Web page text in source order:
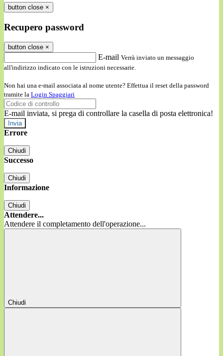
button close ×
Recupero password
button close ×
E-mail Verrà inviato un messaggio
all'indirizzo indicato con le istruzioni necessarie.
Non hai una e-mail associata al nome utente? Effettua il reset della password
tramite la Login Spaggiari
E-mail inviata, si prega di controllare la casella di posta elettronica!
Errore
Chiudi
Successo
Chiudi
Informazione
Chiudi
Attendere...
Attendere il completamento dell'operazione...
Chiudi